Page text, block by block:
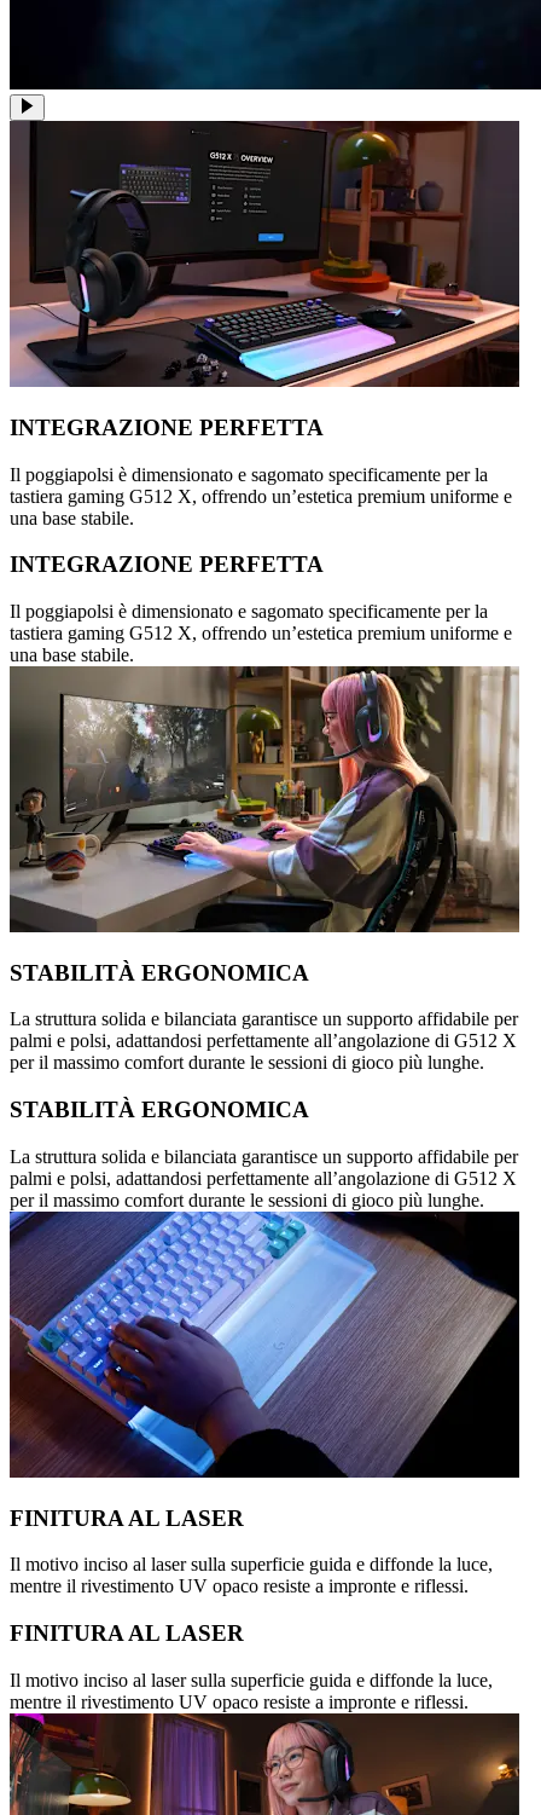
INTEGRAZIONE PERFETTA
Il poggiapolsi è dimensionato e sagomato specificamente per la
tastiera gaming G512 X, offrendo un’estetica premium uniforme e
una base stabile.
INTEGRAZIONE PERFETTA
Il poggiapolsi è dimensionato e sagomato specificamente per la
tastiera gaming G512 X, offrendo un’estetica premium uniforme e
una base stabile.
STABILITÀ ERGONOMICA
La struttura solida e bilanciata garantisce un supporto affidabile per
palmi e polsi, adattandosi perfettamente all’angolazione di G512 X
per il massimo comfort durante le sessioni di gioco più lunghe.
STABILITÀ ERGONOMICA
La struttura solida e bilanciata garantisce un supporto affidabile per
palmi e polsi, adattandosi perfettamente all’angolazione di G512 X
per il massimo comfort durante le sessioni di gioco più lunghe.
FINITURA AL LASER
Il motivo inciso al laser sulla superficie guida e diffonde la luce,
mentre il rivestimento UV opaco resiste a impronte e riflessi.
FINITURA AL LASER
Il motivo inciso al laser sulla superficie guida e diffonde la luce,
mentre il rivestimento UV opaco resiste a impronte e riflessi.